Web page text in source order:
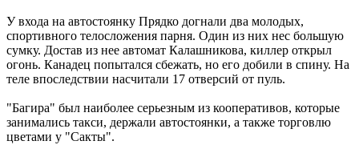
У входа на автостоянку Прядко догнали два молодых,
спортивного телосложения парня. Один из них нес большую
сумку. Достав из нее автомат Калашникова, киллер открыл
огонь. Канадец попытался сбежать, но его добили в спину. На
теле впоследствии насчитали 17 отверсий от пуль.
"Багира" был наиболее серьезным из кооперативов, которые
занимались такси, держали автостоянки, а также торговлю
цветами у "Сакты".